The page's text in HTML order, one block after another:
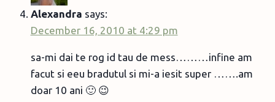
Alexandra says:
December 16, 2010 at 4:29 pm
sa-mi dai te rog id tau de mess………infine am
facut si eeu bradutul si mi-a iesit super …….am
doar 10 ani 🙂 😉